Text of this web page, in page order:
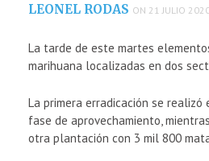
LEONEL RODAS ON 21 JULIO
La tarde de este martes
marihuana localizadas en dos
La primera erradicación se
fase de aprovechamiento,
otra plantación con 3 mil 800